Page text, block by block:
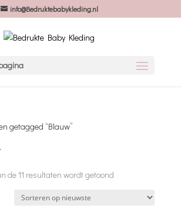
info@Bedruktebabykleding.nl
getagged “Blauw”
de 11 resultaten wordt getoondGesorteerd